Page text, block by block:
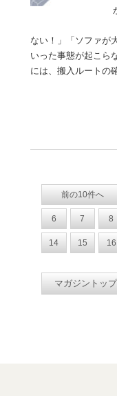
ない！」「ソファが
いった事態が起こら
には、搬入ルートの
前の10件へ
6 7 8
14 15 16
マガジントッ